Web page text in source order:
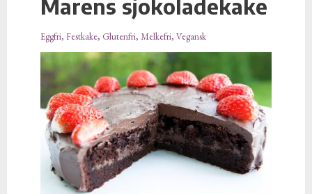
Marens sjokoladekake
Eggfri, Festkake, Glutenfri, Melkefri, Vegansk